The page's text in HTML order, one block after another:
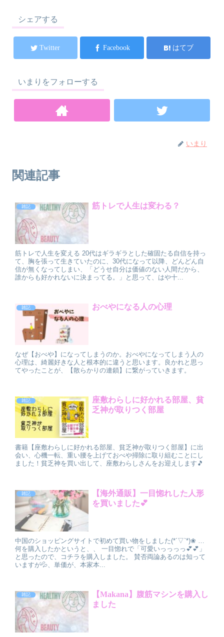
シェアする
Twitter Facebook はてブ
いまりをフォローする
いまり
関連記事
雑記 筋トレで人生は変わる？
筋トレで人生を変える 20代はギラギラとした確固たる自信を持っ
て、胸を張って生きていたのに、30代になって以降、どんどん自
信が無くなってしまい、「どうせ自分は価値のない人間だから、
誰からも好かれないに決まってる。」と思って、はや十...
雑記 おべやになる人の心理
なぜ【おべや】になってしまうのか。おべやになってしまう人の
心理は、綺麗好きな人と根本的に違うと思います。良かれと思っ
てやったことが、【散らかりの連鎖】に繋がっていきます。
雑記
座敷わらしに好かれる部屋、貧
乏神が取りつく部屋
書籍【座敷わらしに好かれる部屋、貧乏神が取りつく部屋】に出
会い、心機一転、重い腰を上げておべや掃除に取り組むことにし
ました！貧乏神を買い出して、座敷わらしさんをお迎えします🎵
雑記
【海外通販】一目惚れした人形
を買いました💕
中国のショッピングサイトで初めて買い物をしました(*´▽`*)❀ …
何を購入したかというと、、 一目惚れで「可愛いっっっっ💕💕」
と思ったので、コチラを購入しました。 賛否両論あるのは知って
いますが💦、単価が、本家本...
雑記
【Makana】腹筋マシンを購入し
ました